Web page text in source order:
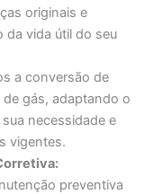
originais e
vida útil do seu
a conversão de
gás, adaptando o
necessidade e
vigentes.
preventiva